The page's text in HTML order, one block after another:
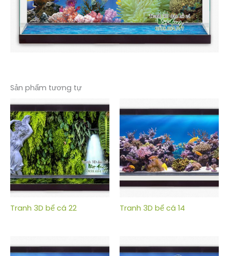
Sản phẩm tương tự
Tranh 3D bể cá 22 Tranh 3D bể cá 14